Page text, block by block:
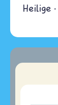
Heilige